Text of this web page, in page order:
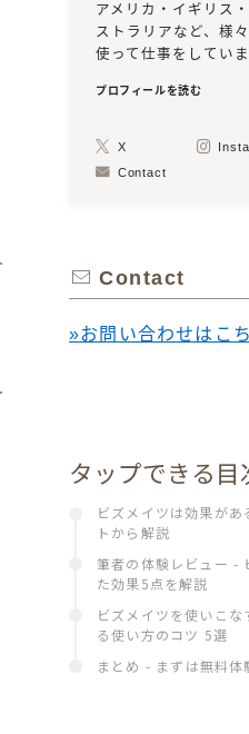
アメリカ・イギリス
ストラリアなど、様
使って仕事をしていま
プロフィールを読む
X
Contact
Contact
»お問い合わせはこ
タップできる目
ビズメイツは効果が
トから解説
筆者の体験レビュー -
た効果5点を解説
ビズメイツを使いこ
る使い方のコツ 5選
まとめ - まずは無料体